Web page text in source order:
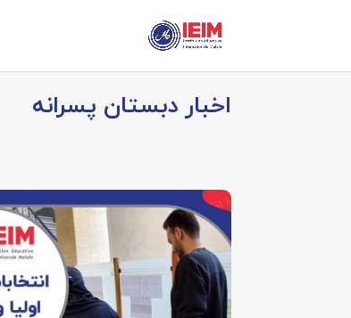
اخبار دبستان پسرانه